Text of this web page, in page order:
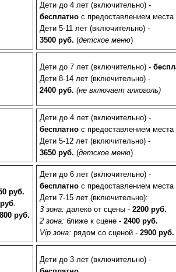
Круизы - 2026
— оформление тура в
Екатеринбурга
Новогодние
программы 2027
Дети до 4 лет (включительно) -
бесплатно с предоставлением места
Дети 5-11 лет (включительно) -
3500 руб. (детское меню)
Дети до 7 лет (включительно) -
Дети 8-14 лет (включительно) -
2400 руб. (не включает алкоголь)
Дети до 4 лет (включительно) -
бесплатно с предоставлением места
Дети 5-12 лет (включительно) -
3650 руб. (детское меню)
руб.
руб.
руб.
Дети до 6 лет (включительно) -
бесплатно с предоставлением места
Дети 7-15 лет (включительно):
3 зона: далеко от сцены - 2200 руб.
2 зона: ближе к сцене - 2400 руб.
Vip зона: рядом со сценой - 2900 руб.
Дети до 3 лет (включительно) -